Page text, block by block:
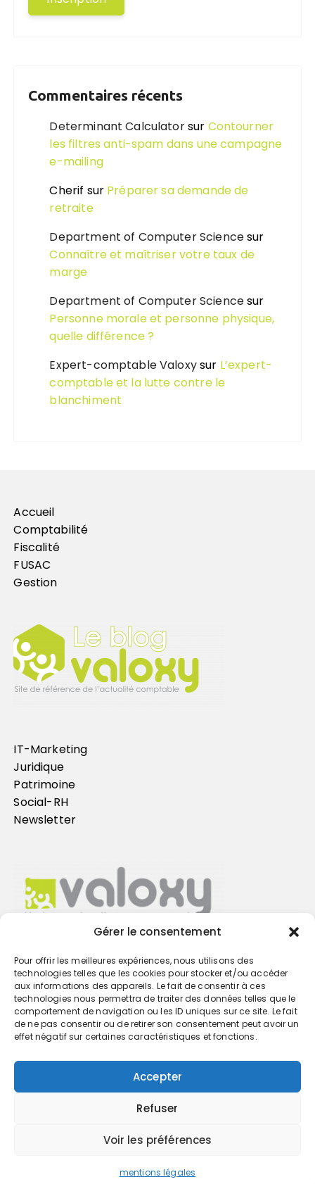
Gérer le consentement
Pour offrir les meilleures expériences, nous utilisons des
technologies telles que les cookies pour stocker et/ou accéder
aux informations des appareils. Le fait de consentir à ces
technologies nous permettra de traiter des données telles que le
comportement de navigation ou les ID uniques sur ce site. Le fait
de ne pas consentir ou de retirer son consentement peut avoir un
effet négatif sur certaines caractéristiques et fonctions.
Accepter
Refuser
Voir les préférences
mentions légales
Commentaires récents
Determinant Calculatorsur Contourner
les filtres anti-spam dans une campagne
e-mailing
Cherif sur Préparer sa demande de
retraite
Department of Computer Sciencesur
Connaître et maîtriser votre taux de
marge
Department of Computer Sciencesur
Personne morale et personne physique,
quelle différence ?
Expert-comptable Valoxysur L’expert-
comptable et la lutte contre le
blanchiment
Accueil
Comptabilité
Fiscalité
FUSAC
Gestion
IT-Marketing
Juridique
Patrimoine
Social-RH
Newsletter
Trouvez votre cabinet
GO